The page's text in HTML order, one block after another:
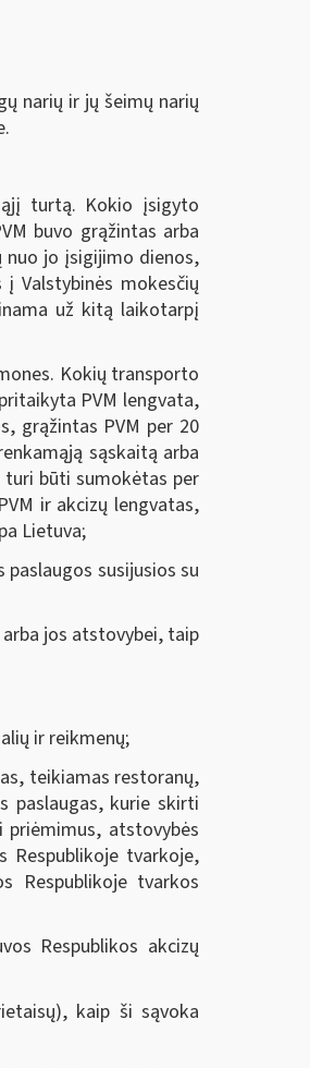
narių ir jų šeimų narių
turtą. Kokio įsigyto
buvo grąžintas arba
nuo jo įsigijimo dienos,
Valstybinės mokesčių
už kitą laikotarpį
Kokių transporto
PVM lengvata,
grąžintas PVM per 20
sąskaitą arba
būti sumokėtas per
ir akcizų lengvatas,
Lietuva;
susijusios su
jos atstovybei, taip
ir reikmenų;
teikiamas restoranų,
paslaugas, kurie skirti
atstovybės
Respublikoje tvarkoje,
Respublikoje tvarkos
Respublikos akcizų
kaip ši sąvoka